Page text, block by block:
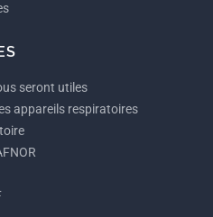
seront utiles
appareils respiratoires